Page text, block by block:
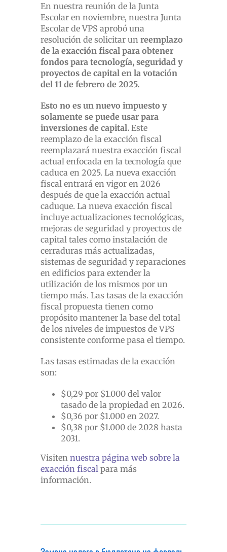
En nuestra reunión de la Junta
Escolar en noviembre, nuestra Junta
Escolar de VPS aprobó una
resolución de solicitar un reemplazo
de la exacción fiscal para obtener
fondos para tecnología, seguridad y
proyectos de capital en la votación
del 11 de febrero de 2025.
Esto no es un nuevo impuesto y
solamente se puede usar para
inversiones de capital. Este
reemplazo de la exacción fiscal
reemplazará nuestra exacción fiscal
actual enfocada en la tecnología que
caduca en 2025. La nueva exacción
fiscal entrará en vigor en 2026
después de que la exacción actual
caduque. La nueva exacción fiscal
incluye actualizaciones tecnológicas,
mejoras de seguridad y proyectos de
capital tales como instalación de
cerraduras más actualizadas,
sistemas de seguridad y reparaciones
en edificios para extender la
utilización de los mismos por un
tiempo más. Las tasas de la exacción
fiscal propuesta tienen como
propósito mantener la base del total
de los niveles de impuestos de VPS
consistente conforme pasa el tiempo.
Las tasas estimadas de la exacción
son:
$0,29 por $1.000 del valor
tasado de la propiedad en 2026.
$0,36 por $1.000 en 2027.
$0,38 por $1.000 de 2028 hasta
2031.
Visiten nuestra página web sobre la
exacción fiscal para más
información.